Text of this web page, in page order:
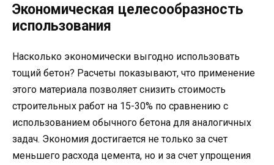
Экономическая целесообразность
использования
Насколько экономически выгодно использовать
тощий бетон? Расчеты показывают, что применение
этого материала позволяет снизить стоимость
строительных работ на 15-30% по сравнению с
использованием обычного бетона для аналогичных
задач. Экономия достигается не только за счет
меньшего расхода цемента, но и за счет упрощения